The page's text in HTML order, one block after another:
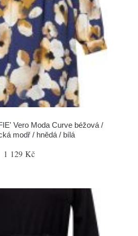
Vero Moda Curve béžová /
modř / hnědá / bílá
1 129 Kč